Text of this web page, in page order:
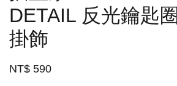
DETAIL 反光鑰匙
掛飾
NT$ 590